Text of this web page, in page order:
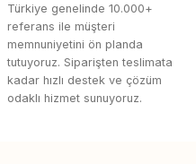
Türkiye genelinde 10.000+
referans ile müşteri
memnuniyetini ön planda
tutuyoruz. Siparişten teslimata
kadar hızlı destek ve çözüm
odaklı hizmet sunuyoruz.